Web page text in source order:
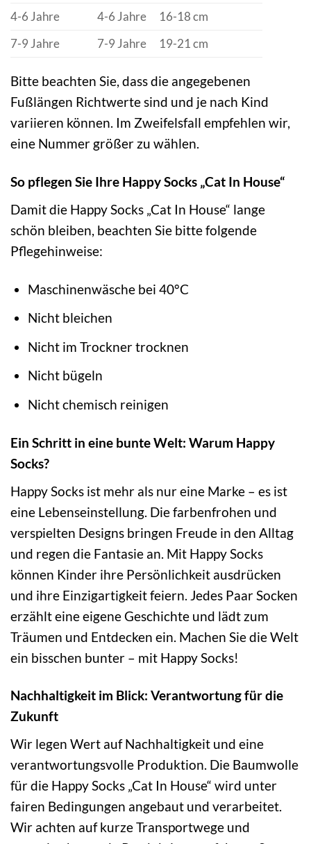
4-6 Jahre
4-6 Jahre
16-18 cm
7-9 Jahre
7-9 Jahre 19-21 cm
Bitte beachten Sie, dass die angegebenen
Fußlängen Richtwerte sind und je nach Kind
variieren können. Im Zweifelsfall empfehlen wir,
eine Nummer größer zu wählen.
So pflegen Sie Ihre Happy Socks „Cat In House“
Damit die Happy Socks „Cat In House“ lange
schön bleiben, beachten Sie bitte folgende
Pflegehinweise:
Maschinenwäsche bei 40°C
Nicht bleichen
Nicht im Trockner trocknen
Nicht bügeln
Nicht chemisch reinigen
Ein Schritt in eine bunte Welt: Warum Happy
Socks?
Happy Socks ist mehr als nur eine Marke – es ist
eine Lebenseinstellung. Die farbenfrohen und
verspielten Designs bringen Freude in den Alltag
und regen die Fantasie an. Mit Happy Socks
können Kinder ihre Persönlichkeit ausdrücken
und ihre Einzigartigkeit feiern. Jedes Paar Socken
erzählt eine eigene Geschichte und lädt zum
Träumen und Entdecken ein. Machen Sie die Welt
ein bisschen bunter – mit Happy Socks!
Nachhaltigkeit im Blick: Verantwortung für die
Zukunft
Wir legen Wert auf Nachhaltigkeit und eine
verantwortungsvolle Produktion. Die Baumwolle
für die Happy Socks „Cat In House“ wird unter
fairen Bedingungen angebaut und verarbeitet.
Wir achten auf kurze Transportwege und